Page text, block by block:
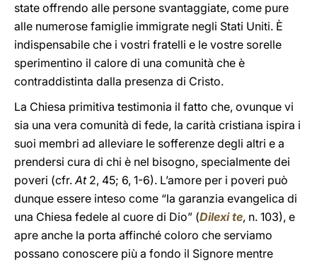
state offrendo alle persone svantaggiate, come pure
alle numerose famiglie immigrate negli Stati Uniti. È
indispensabile che i vostri fratelli e le vostre sorelle
sperimentino il calore di una comunità che è
contraddistinta dalla presenza di Cristo.
La Chiesa primitiva testimonia il fatto che, ovunque vi
sia una vera comunità di fede, la carità cristiana ispira i
suoi membri ad alleviare le sofferenze degli altri e a
prendersi cura di chi è nel bisogno, specialmente dei
poveri (cfr.At 2, 45; 6, 1-6). L’amore per i poveri può
dunque essere inteso come “la garanzia evangelica di
una Chiesa fedele al cuore di Dio” (Dilexi te, n. 103), e
apre anche la porta affinché coloro che serviamo
possano conoscere più a fondo il Signore mentre